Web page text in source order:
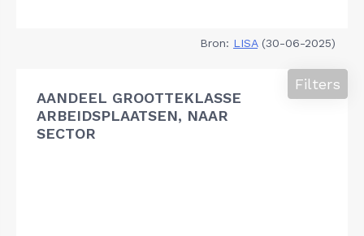
Bron: LISA(30-06-2025)
AANDEEL GROOTTEKLASSE
ARBEIDSPLAATSEN, NAAR
SECTOR
Filters